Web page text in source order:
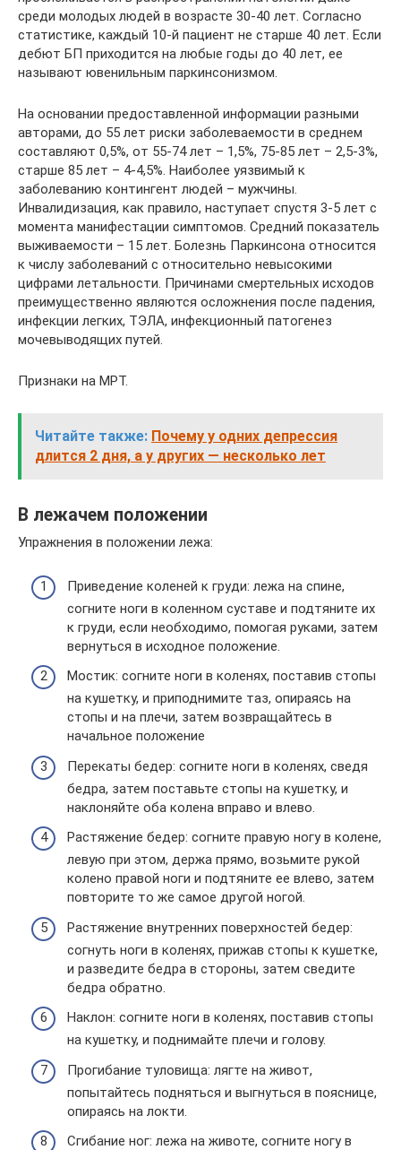
среди молодых людей в возрасте 30-40 лет. Согласно
статистике, каждый 10-й пациент не старше 40 лет. Если
дебют БП приходится на любые годы до 40 лет, ее
называют ювенильным паркинсонизмом.
На основании предоставленной информации разными
авторами, до 55 лет риски заболеваемости в среднем
составляют 0,5%, от 55-74 лет – 1,5%, 75-85 лет – 2,5-3%,
старше 85 лет – 4-4,5%. Наиболее уязвимый к
заболеванию контингент людей – мужчины.
Инвалидизация, как правило, наступает спустя 3-5 лет с
момента манифестации симптомов. Средний показатель
выживаемости – 15 лет. Болезнь Паркинсона относится
к числу заболеваний с относительно невысокими
цифрами летальности. Причинами смертельных исходов
преимущественно являются осложнения после падения,
инфекции легких, ТЭЛА, инфекционный патогенез
мочевыводящих путей.
Признаки на МРТ.
Читайте также: Почему у одних депрессия
длится 2 дня, а у других — несколько лет
В лежачем положении
Упражнения в положении лежа:
Приведение коленей к груди: лежа на спине,
согните ноги в коленном суставе и подтяните их
к груди, если необходимо, помогая руками, затем
вернуться в исходное положение.
Мостик: согните ноги в коленях, поставив стопы
на кушетку, и приподнимите таз, опираясь на
стопы и на плечи, затем возвращайтесь в
начальное положение
Перекаты бедер: согните ноги в коленях, сведя
бедра, затем поставьте стопы на кушетку, и
наклоняйте оба колена вправо и влево.
Растяжение бедер: согните правую ногу в колене,
левую при этом, держа прямо, возьмите рукой
колено правой ноги и подтяните ее влево, затем
повторите то же самое другой ногой.
Растяжение внутренних поверхностей бедер:
согнуть ноги в коленях, прижав стопы к кушетке,
и разведите бедра в стороны, затем сведите
бедра обратно.
Наклон: согните ноги в коленях, поставив стопы
на кушетку, и поднимайте плечи и голову.
Прогибание туловища: лягте на живот,
попытайтесь подняться и выгнуться в пояснице,
опираясь на локти.
Сгибание ног: лежа на животе, согните ногу в